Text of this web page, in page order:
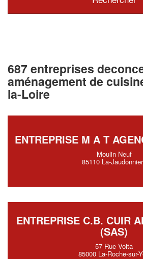
687 entreprises
aménagement de
la-Loire
ENTREPRISE M A T
Moulin Neuf
85110 La-
ENTREPRISE C.B. CUIR
(SAS)
57 Rue Volta
85000 La-Roche-sur-